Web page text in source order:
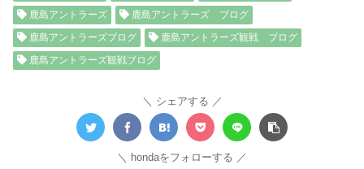
鹿島アントラーズ
鹿島アントラーズ ブログ
鹿島アントラーズブログ
鹿島アントラーズ観戦 ブログ
鹿島アントラーズ観戦ブログ
シェアする
hondaをフォローする